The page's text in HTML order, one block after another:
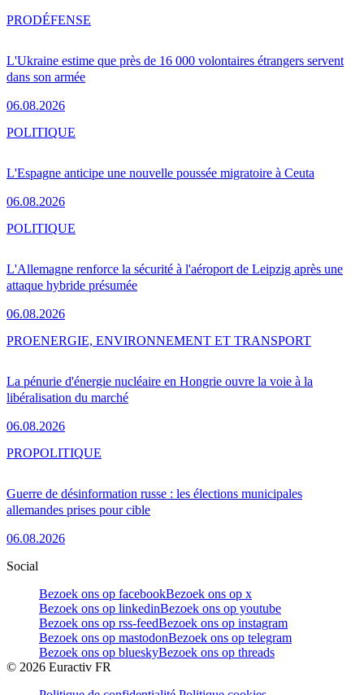
L'Ukraine estime que près de 16 000 volontaires étrangers servent
dans son armée
06.08.2026
PRODÉFENSE
L'Espagne anticipe une nouvelle poussée migratoire à Ceuta
06.08.2026
POLITIQUE
L'Allemagne renforce la sécurité à l'aéroport de Leipzig après une
attaque hybride présumée
06.08.2026
POLITIQUE
La pénurie d'énergie nucléaire en Hongrie ouvre la voie à la
libéralisation du marché
06.08.2026
PROENERGIE, ENVIRONNEMENT ET TRANSPORT
Guerre de désinformation russe : les élections municipales
allemandes prises pour cible
06.08.2026
PROPOLITIQUE
Social
Bezoek ons op facebookBezoek ons op x
Bezoek ons op linkedinBezoek ons op youtube
Bezoek ons op rss-feedBezoek ons op instagram
Bezoek ons op mastodonBezoek ons op telegram
Bezoek ons op blueskyBezoek ons op threads
© 2026 Euractiv FR